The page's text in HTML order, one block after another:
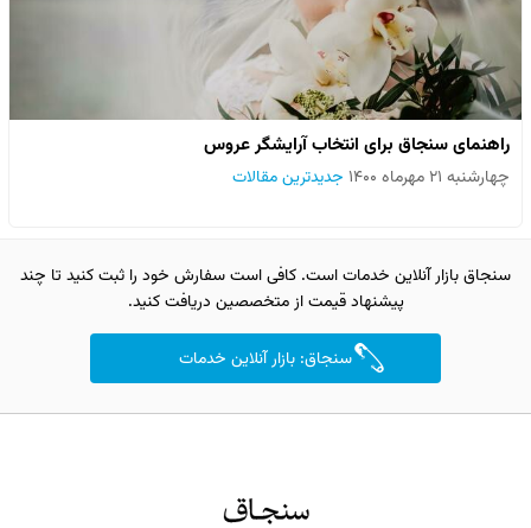
راهنمای سنجاق برای انتخاب آرایشگر عروس
چهارشنبه ۲۱ مهرماه ۱۴۰۰ جدیدترین مقالات
سنجاق بازار آنلاین خدمات است. کافی است سفارش خود را ثبت کنید تا چند
پیشنهاد قیمت از متخصصین دریافت کنید.
سنجاق: بازار آنلاین خدمات